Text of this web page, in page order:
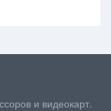
и видеокарт.